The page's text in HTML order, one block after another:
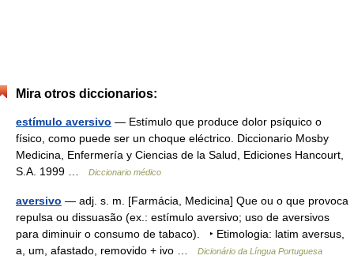
Mira otros diccionarios:
estímulo aversivo — Estímulo que produce dolor psíquico o
físico, como puede ser un choque eléctrico. Diccionario Mosby
Medicina, Enfermería y Ciencias de la Salud, Ediciones Hancourt,
S.A. 1999 …
Diccionario médico
aversivo — adj. s. m. [Farmácia, Medicina] Que ou o que provoca
repulsa ou dissuasão (ex.: estímulo aversivo; uso de aversivos
para diminuir o consumo de tabaco). ‣ Etimologia: latim aversus,
a, um, afastado, removido + ivo …
Dicionário da Língua Portuguesa